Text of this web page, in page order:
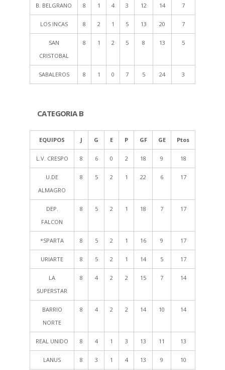
B. BELGRANO 8 1 4 3 12 14 7
LOS INCAS 8 2 1 5 13 20 7
SAN
CRISTOBAL
8 1 2 5 8 13 5
SABALEROS 8 1 0 7 5 24 3
CATEGORIA B
EQUIPOS J G E P GF GE Ptos
L.V. CRESPO 8 6 0 2 18 9 18
U.DE
ALMAGRO
8 5 2 1 22 6 17
DEP.
FALCON
8 5 2 1 18 7 17
*SPARTA 8 5 2 1 16 9 17
URIARTE 8 5 2 1 14 5 17
LA
SUPERSTAR
8 4 2 2 15 7 14
BARRIO
NORTE
8 4 2 2 14 10 14
REAL UNIDO 8 4 1 3 13 11 13
LANUS 8 3 1 4 13 9 10